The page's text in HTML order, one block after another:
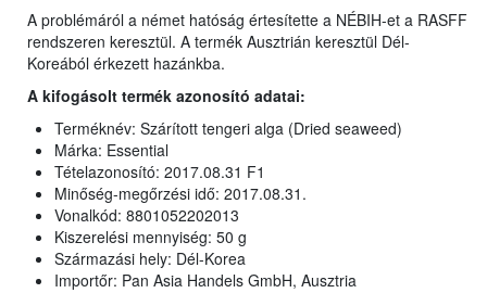
A problémáról a német hatóság értesítette a NÉBIH-et a RASFF
rendszeren keresztül. A termék Ausztrián keresztül Dél-
Koreából érkezett hazánkba.
A kifogásolt termék azonosító adatai:
Terméknév: Szárított tengeri alga (Dried seaweed)
Márka: Essential
Tételazonosító: 2017.08.31 F1
Minőség-megőrzési idő: 2017.08.31.
Vonalkód: 8801052202013
Kiszerelési mennyiség: 50 g
Származási hely: Dél-Korea
Importőr: Pan Asia Handels GmbH, Ausztria